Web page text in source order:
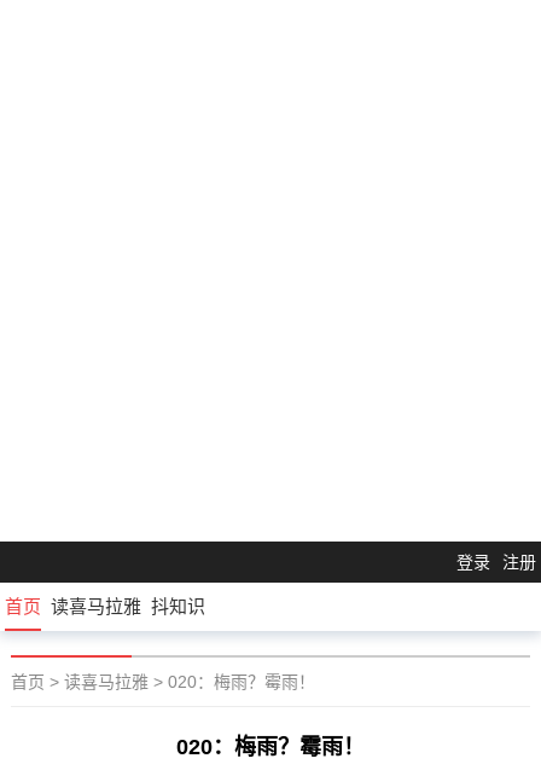
登录 注册
首页 读喜马拉雅 抖知识
首页 > 读喜马拉雅> 020：梅雨？霉雨！
020：梅雨？霉雨！